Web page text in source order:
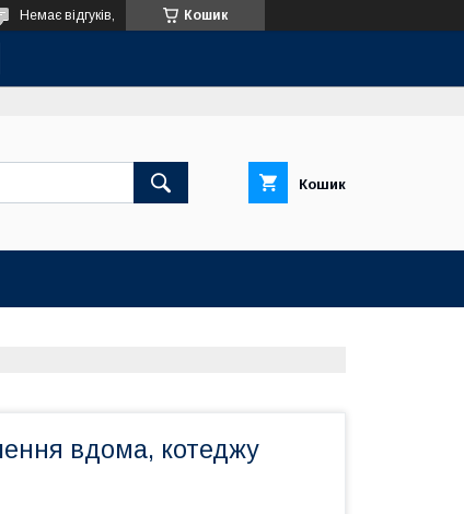
Кошик
Немає відгуків,
Кошик
вдома, котеджу